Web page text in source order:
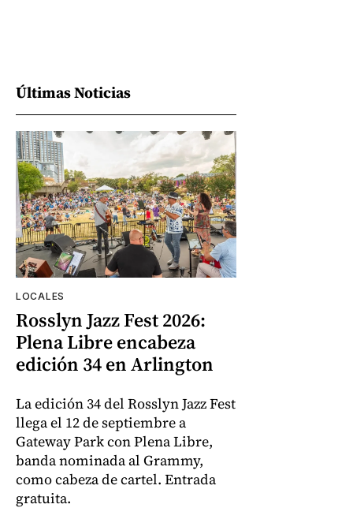
Últimas Noticias
LOCALES
Rosslyn Jazz Fest 2026:
Plena Libre encabeza
edición 34 en Arlington
La edición 34 del Rosslyn Jazz Fest
llega el 12 de septiembre a
Gateway Park con Plena Libre,
banda nominada al Grammy,
como cabeza de cartel. Entrada
gratuita.